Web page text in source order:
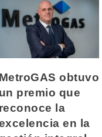
MetroGAS obtuvo
un premio que
reconoce la
en la